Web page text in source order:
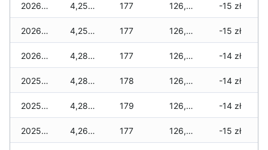
2026-01-03 4,252 zł 177 126,963 zł -15 zł
2026-01-02 4,252 zł 177 126,899 zł -15 zł
2026-01-01 4,282 zł 177 126,615 zł -14 zł
2025-12-31 4,282 zł 178 126,607 zł -14 zł
2025-12-30 4,282 zł 179 126,551 zł -14 zł
2025-12-29 4,268 zł 177 126,473 zł -15 zł